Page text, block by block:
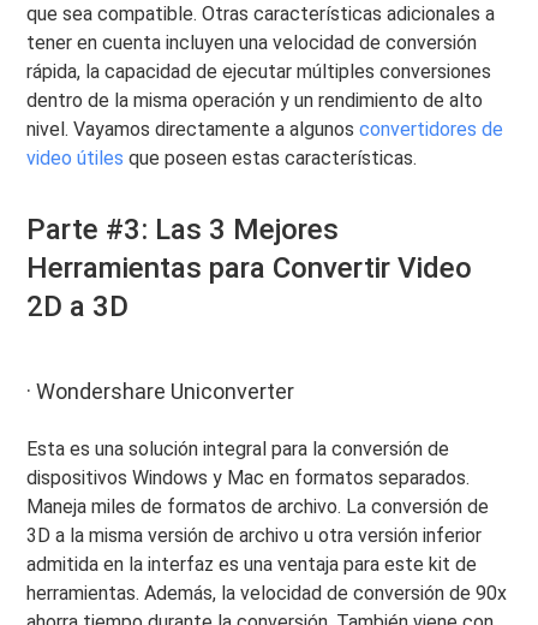
que sea compatible. Otras características adicionales a
tener en cuenta incluyen una velocidad de conversión
rápida, la capacidad de ejecutar múltiples conversiones
dentro de la misma operación y un rendimiento de alto
nivel. Vayamos directamente a algunosconvertidores de
video útiles que poseen estas características.
Parte #3: Las 3 Mejores
Herramientas para Convertir Video
2D a 3D
· Wondershare Uniconverter
Esta es una solución integral para la conversión de
dispositivos Windows y Mac en formatos separados.
Maneja miles de formatos de archivo. La conversión de
3D a la misma versión de archivo u otra versión inferior
admitida en la interfaz es una ventaja para este kit de
herramientas. Además, la velocidad de conversión de 90x